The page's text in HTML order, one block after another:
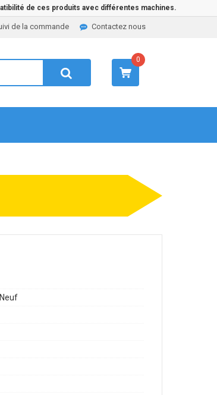
de ces produits avec différentes machines.
Contactez nous
de la commande
0